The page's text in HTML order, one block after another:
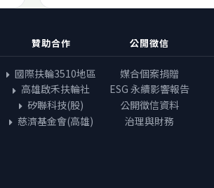
贊助合作
國際扶輪3510地區
高雄啟禾扶輪社
矽聯科技(股)
慈濟基金會(高雄)
公開徵信
媒合個案捐贈
ESG 永續影響報告
公開徵信資料
治理與財務